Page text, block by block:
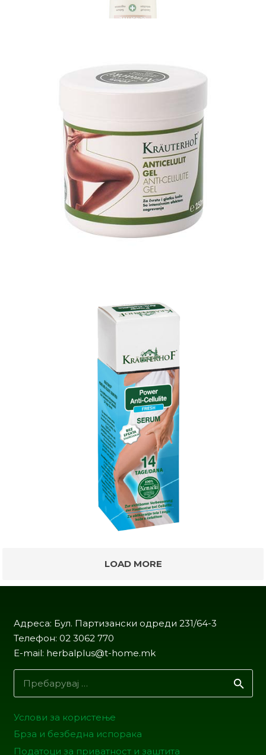
LOAD MORE
Адреса: Бул. Партизански одреди 231/64-3
Телефон: 02 3062 770
E-mail: herbalplus@t-home.mk
Услови за користење
Брза и безбедна испорака
Податоци за приватност и заштита